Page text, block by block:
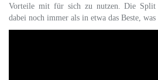
Vorteile mit für sich zu nutzen. Die Split
dabei noch immer als in etwa das Beste,